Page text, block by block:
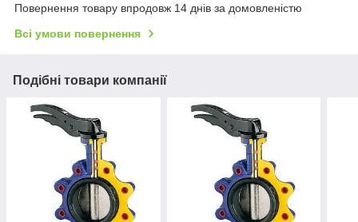
Повернення товару впродовж 14 днів за домовленістю
Всі умови повернення
Подібні товари компанії